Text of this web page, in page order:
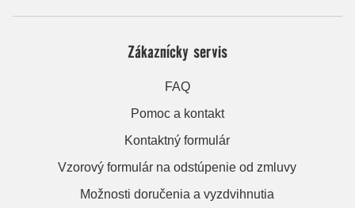
Zákaznícky servis
FAQ
Pomoc a kontakt
Kontaktný formulár
Vzorový formulár na odstúpenie od zmluvy
Možnosti doručenia a vyzdvihnutia